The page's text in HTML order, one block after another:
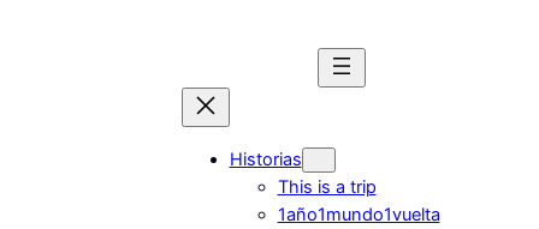
Historias
This is a trip
1año1mundo1vuelta